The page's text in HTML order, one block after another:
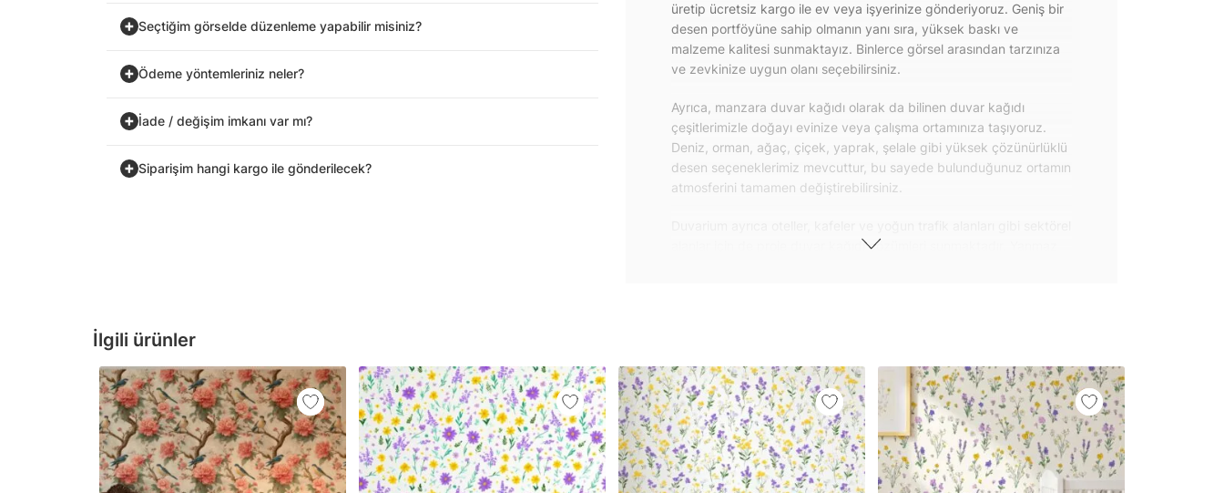
İlgili ürünler
Seçtiğim görselde düzenleme yapabilir misiniz?
Ödeme yöntemleriniz neler?
İade / değişim imkanı var mı?
Siparişim hangi kargo ile gönderilecek?
üretip ücretsiz kargo ile ev veya işyerinize gönderiyoruz. Geniş bir
desen portföyüne sahip olmanın yanı sıra, yüksek baskı ve
malzeme kalitesi sunmaktayız. Binlerce görsel arasından tarzınıza
ve zevkinize uygun olanı seçebilirsiniz.
Ayrıca, manzara duvar kağıdı olarak da bilinen duvar kağıdı
çeşitlerimizle doğayı evinize veya çalışma ortamınıza taşıyoruz.
Deniz, orman, ağaç, çiçek, yaprak, şelale gibi yüksek çözünürlüklü
desen seçeneklerimiz mevcuttur, bu sayede bulunduğunuz ortamın
atmosferini tamamen değiştirebilirsiniz.
alanlar için de proje duvar kağıdı çözümleri sunmaktadır. Yanmaz
yapışkanlı folyolarımız da geniş kullanım amacına sahiptir. Bu
folyolar sayesinde masa, çekmece, dolap kapakları gibi
mobilyalarınıza ilk günkü gibi yeni bir görünüm kazandırabilirsiniz.
Yüzeyi düz olan cam dahil her türlü yüzeye yapışabilen ve suya
dayanıklı yapışkanlı folyo modellerimizi ilgili kategoride
bulabilirsiniz.